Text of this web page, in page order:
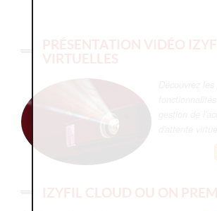
PRÉSENTATION VIDÉO
VIRTUELLES
IZYFIL CLOUD OU ON